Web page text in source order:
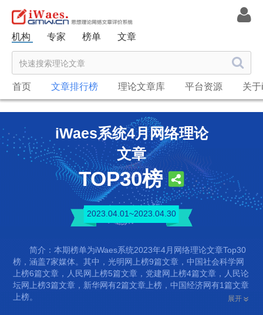
机构 专家 榜单 文章
首页 文章排行榜 理论文章库 平台资源 关
iWaes系统4月网络理论
文章
TOP30榜
2023.04.01~2023.04.30
简介：本期榜单为iWaes系统2023年4月网络理论文章Top30
榜，涵盖7家媒体。其中，光明网上榜9篇文章，中国社会科学网
上榜6篇文章，人民网上榜5篇文章，党建网上榜4篇文章，人民论
坛网上榜3篇文章，新华网有2篇文章上榜，中国经济网有1篇文章
上榜。
展开